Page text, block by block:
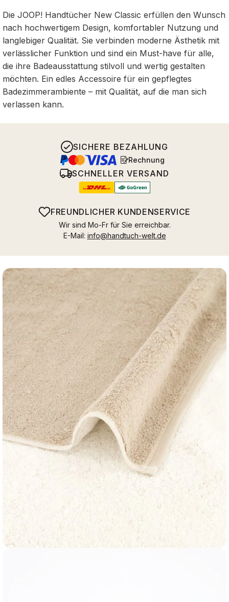
Die JOOP! Handtücher New Classic erfüllen den Wunsch
nach hochwertigem Design, komfortabler Nutzung und
langlebiger Qualität. Sie verbinden moderne Ästhetik mit
verlässlicher Funktion und sind ein Must-have für alle,
die ihre Badeausstattung stilvoll und wertig gestalten
möchten. Ein edles Accessoire für ein gepflegtes
Badezimmerambiente – mit Qualität, auf die man sich
verlassen kann.
SICHERE BEZAHLUNG
Rechnung
SCHNELLER VERSAND
FREUNDLICHER KUNDENSERVICE
Wir sind Mo-Fr für Sie erreichbar.
E-Mail: info@handtuch-welt.de